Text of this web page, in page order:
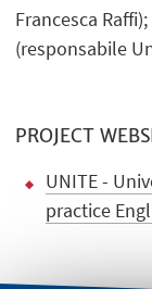
Francesca
(responsabile
PROJECT
UNITE -
practice